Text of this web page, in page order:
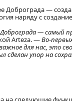
Доброграда —
наряду с
— самый
Arteza. —Во-
для нас, это
упор на